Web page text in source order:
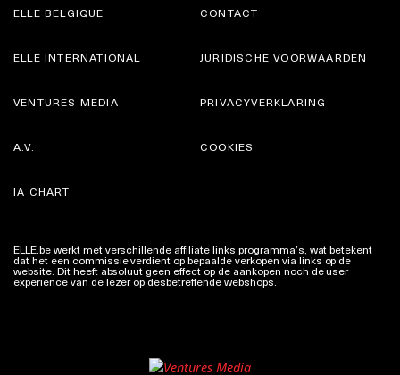
ELLE BELGIQUE CONTACT
ELLE INTERNATIONAL
VENTURES MEDIA
JURIDISCHE VOORWAARDEN
PRIVACYVERKLARING
A.V.
IA CHART
COOKIES
ELLE.be werkt met verschillende affiliate links programma’s, wat betekent
dat het een commissie verdient op bepaalde verkopen via links op de
website. Dit heeft absoluut geen effect op de aankopen noch de user
experience van de lezer op desbetreffende webshops.